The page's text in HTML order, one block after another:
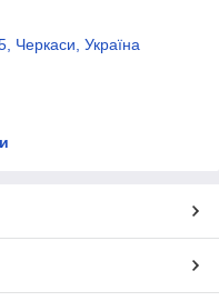
Черкаси, Україна